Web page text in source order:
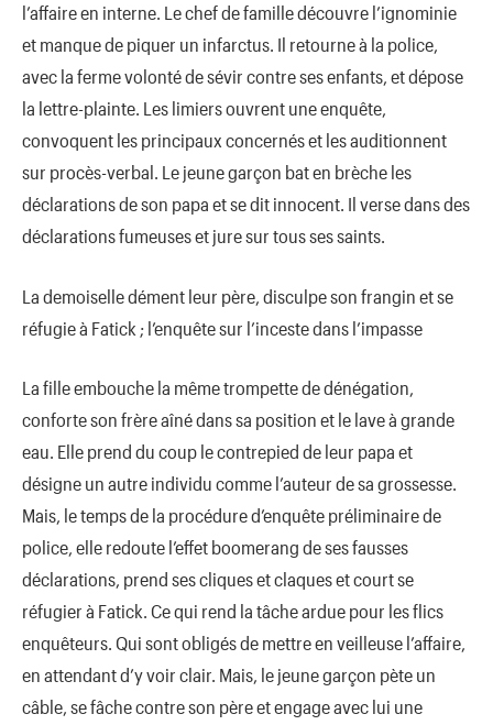
l’affaire en interne. Le chef de famille découvre l’ignominie
et manque de piquer un infarctus. Il retourne à la police,
avec la ferme volonté de sévir contre ses enfants, et dépose
la lettre-plainte. Les limiers ouvrent une enquête,
convoquent les principaux concernés et les auditionnent
sur procès-verbal. Le jeune garçon bat en brèche les
déclarations de son papa et se dit innocent. Il verse dans des
déclarations fumeuses et jure sur tous ses saints.
La demoiselle dément leur père, disculpe son frangin et se
réfugie à Fatick ; l’enquête sur l’inceste dans l’impasse
La fille embouche la même trompette de dénégation,
conforte son frère aîné dans sa position et le lave à grande
eau. Elle prend du coup le contrepied de leur papa et
désigne un autre individu comme l’auteur de sa grossesse.
Mais, le temps de la procédure d’enquête préliminaire de
police, elle redoute l’effet boomerang de ses fausses
déclarations, prend ses cliques et claques et court se
réfugier à Fatick. Ce qui rend la tâche ardue pour les flics
enquêteurs. Qui sont obligés de mettre en veilleuse l’affaire,
en attendant d’y voir clair. Mais, le jeune garçon pète un
câble, se fâche contre son père et engage avec lui une